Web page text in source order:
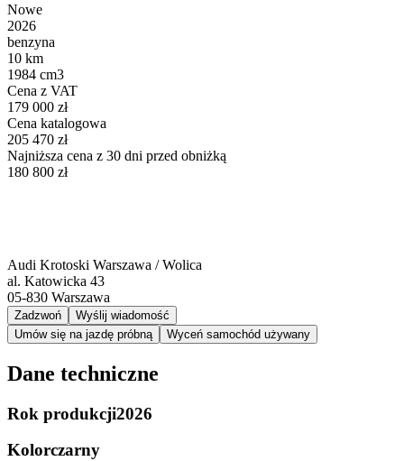
Nowe
2026
benzyna
10 km
1984 cm3
Cena z VAT
179 000 zł
Cena katalogowa
205 470 zł
Najniższa cena z 30 dni przed obniżką
180 800 zł
Audi Krotoski Warszawa / Wolica
al. Katowicka 43
05-830 Warszawa
Zadzwoń
Wyślij wiadomość
Umów się na jazdę próbną
Wyceń samochód używany
Dane techniczne
Rok produkcji2026
Kolorczarny